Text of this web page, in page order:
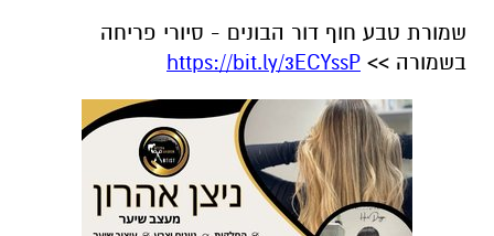
שמורת טבע חוף דור הבונים - סיורי פריחה
בשמורה >> https://bit.ly/3ECYssP